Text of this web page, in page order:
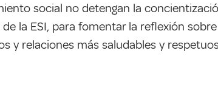
social no detengan la
la ESI, para fomentar la reflexión
y relaciones más saludables y